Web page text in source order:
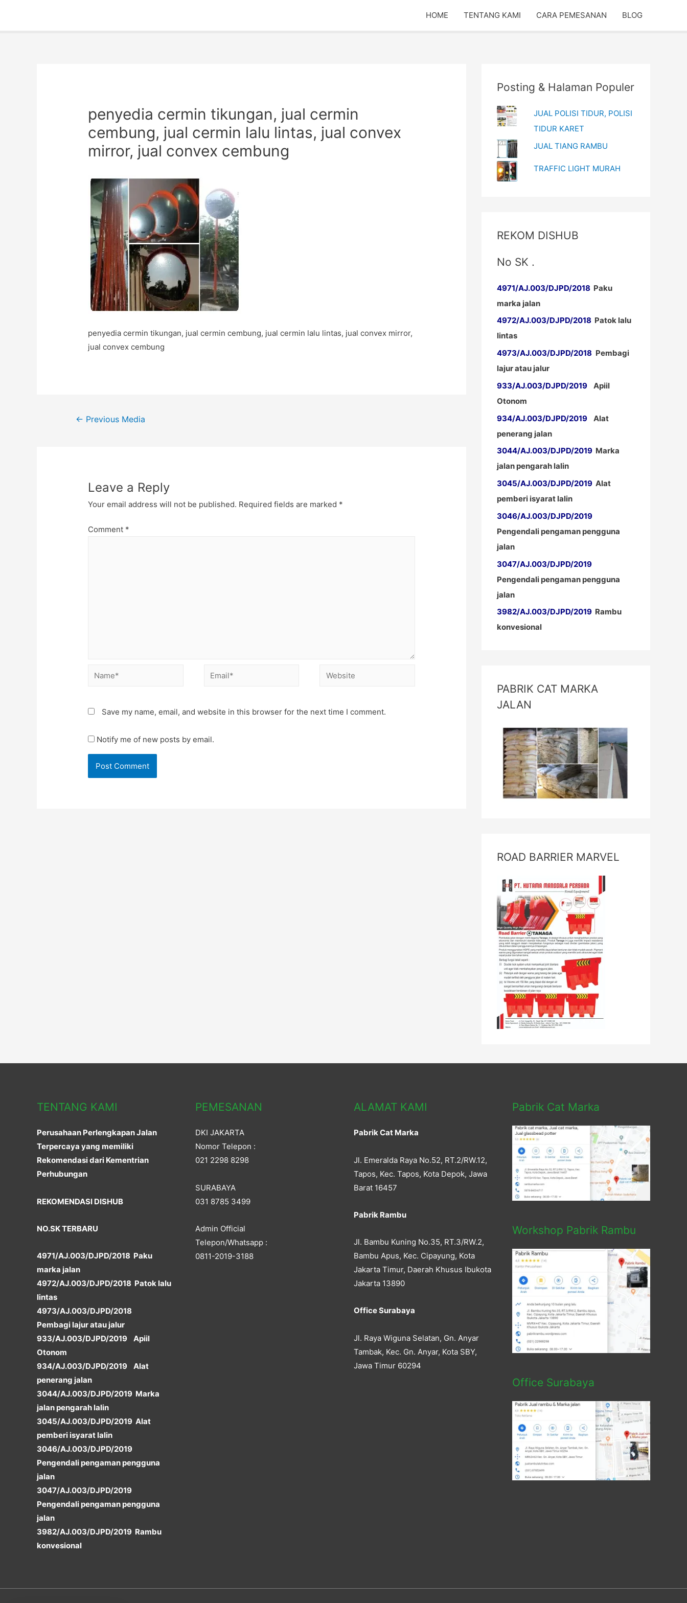
HOME TENTANG KAMI CARA PEMESANAN BLOG
penyedia cermin tikungan, jual cermin
cembung, jual cermin lalu lintas, jual convex
mirror, jual convex cembung
penyedia cermin tikungan, jual cermin cembung, jual cermin lalu lintas, jual convex mirror,
jual convex cembung
Post
← Previous Media
Leave a Reply
Your email address will not be published. Required fields are marked *
Comment *
Name* Email* Website
Save my name, email, and website in this browser for the next time I comment.
Notify me of new posts by email.
Posting & Halaman Populer
JUAL POLISI TIDUR, POLISI
TIDUR KARET
JUAL TIANG RAMBU
TRAFFIC LIGHT MURAH
REKOM DISHUB
No SK .
4971/AJ.003/DJPD/2018 Paku
marka jalan
4972/AJ.003/DJPD/2018 Patok lalu
lintas
4973/AJ.003/DJPD/2018 Pembagi
lajur atau jalur
933/AJ.003/DJPD/2019 Apiil
Otonom
934/AJ.003/DJPD/2019 Alat
penerang jalan
3044/AJ.003/DJPD/2019 Marka
jalan pengarah lalin
3045/AJ.003/DJPD/2019 Alat
pemberi isyarat lalin
3046/AJ.003/DJPD/2019
Pengendali pengaman pengguna
jalan
3047/AJ.003/DJPD/2019
Pengendali pengaman pengguna
jalan
3982/AJ.003/DJPD/2019 Rambu
konvesional
PABRIK CAT MARKA
JALAN
ROAD BARRIER MARVEL
TENTANG KAMI
Perusahaan Perlengkapan Jalan
Terpercaya yang memiliki
Rekomendasi dari Kementrian
Perhubungan
REKOMENDASI DISHUB
NO.SK TERBARU
4971/AJ.003/DJPD/2018 Paku
marka jalan
4972/AJ.003/DJPD/2018 Patok lalu
lintas
4973/AJ.003/DJPD/2018
Pembagi lajur atau jalur
933/AJ.003/DJPD/2019 Apiil
Otonom
934/AJ.003/DJPD/2019 Alat
penerang jalan
3044/AJ.003/DJPD/2019 Marka
jalan pengarah lalin
3045/AJ.003/DJPD/2019 Alat
pemberi isyarat lalin
3046/AJ.003/DJPD/2019
Pengendali pengaman pengguna
jalan
3047/AJ.003/DJPD/2019
Pengendali pengaman pengguna
jalan
3982/AJ.003/DJPD/2019 Rambu
konvesional
PEMESANAN
DKI JAKARTA
Nomor Telepon :
021 2298 8298
SURABAYA
031 8785 3499
Admin Official
Telepon/Whatsapp :
0811-2019-3188
ALAMAT KAMI
Pabrik Cat Marka
Jl. Emeralda Raya No.52, RT.2/RW.12,
Tapos, Kec. Tapos, Kota Depok, Jawa
Barat 16457
Pabrik Rambu
Jl. Bambu Kuning No.35, RT.3/RW.2,
Bambu Apus, Kec. Cipayung, Kota
Jakarta Timur, Daerah Khusus Ibukota
Jakarta 13890
Office Surabaya
Jl. Raya Wiguna Selatan, Gn. Anyar
Tambak, Kec. Gn. Anyar, Kota SBY,
Jawa Timur 60294
Pabrik Cat Marka
Workshop Pabrik Rambu
Office Surabaya